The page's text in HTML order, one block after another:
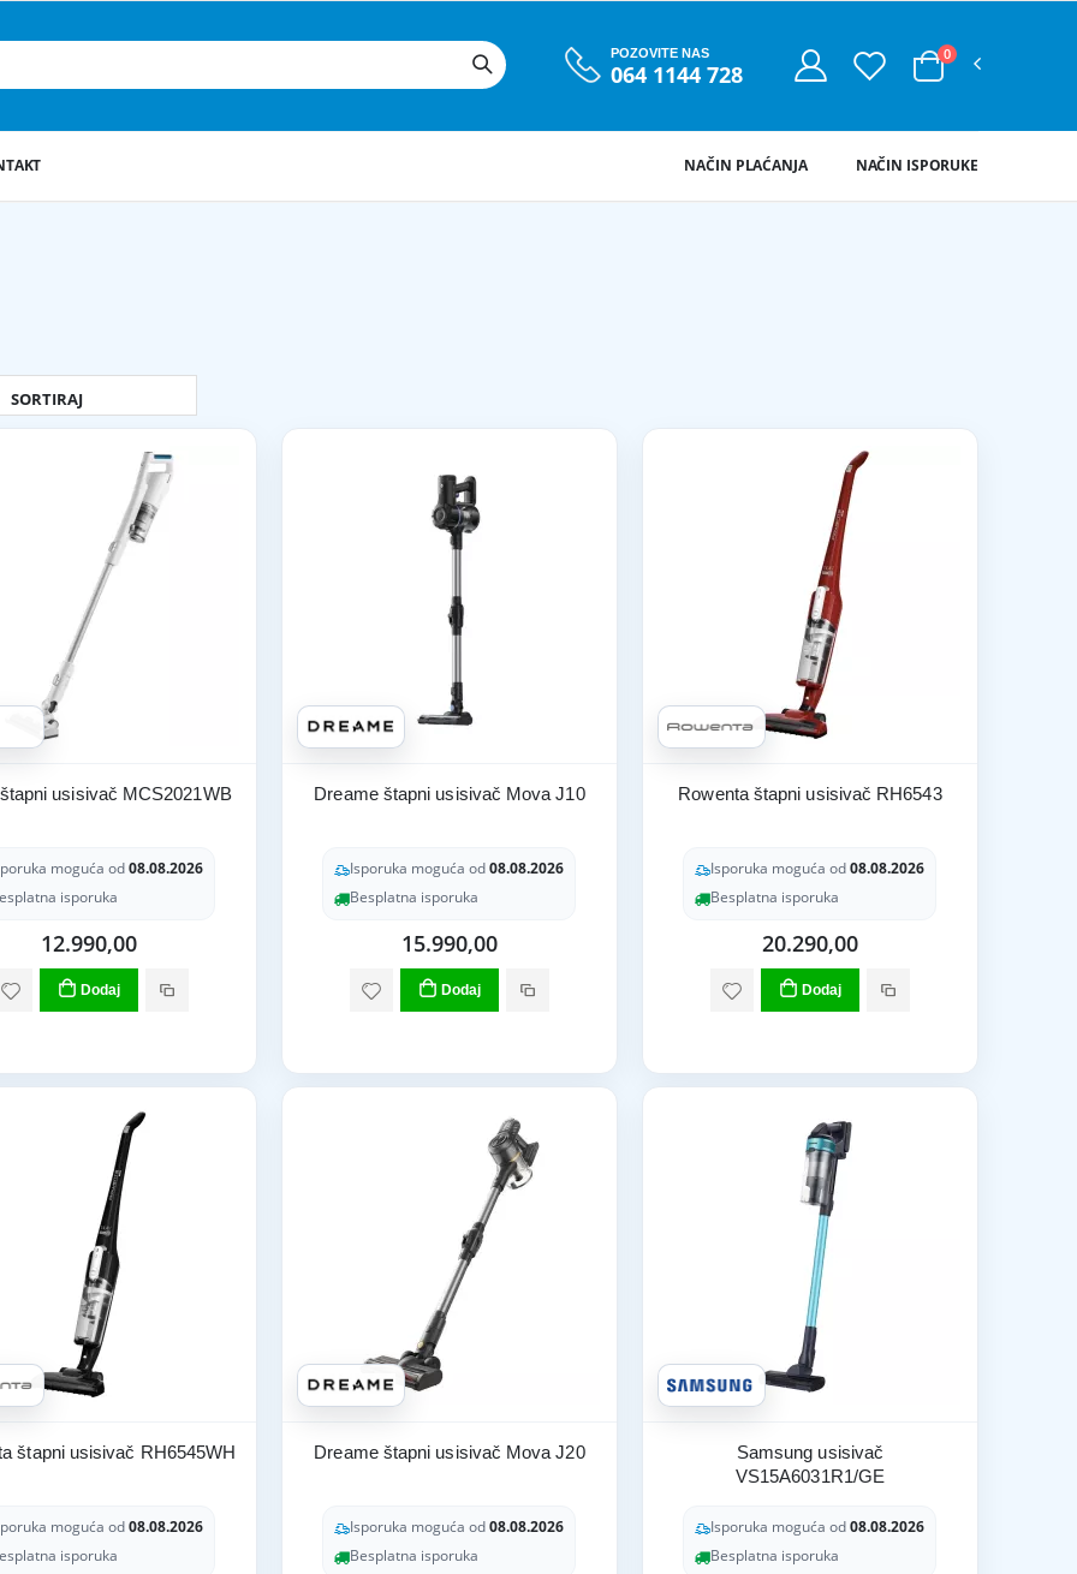
POZOVITE NAS
064 1144 728
0
NAČIN ISPORUKE
NAČIN PLAĆANJA
usisivač MCS2021WB
moguća od08.08.2026
isporuka
12.990,00
Dodaj
Dreame štapni usisivač Mova J10
Isporuka moguća od08.08.2026
Besplatna isporuka
15.990,00
Dodaj
Rowenta štapni usisivač RH6543
Isporuka moguća od08.08.2026
Besplatna isporuka
20.290,00
Dodaj
štapni usisivač RH6545WH
moguća od08.08.2026
isporuka
Dreame štapni usisivač Mova J20
Isporuka moguća od08.08.2026
Besplatna isporuka
Samsung usisivač
VS15A6031R1/GE
Isporuka moguća od08.08.2026
Besplatna isporuka